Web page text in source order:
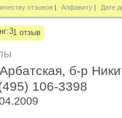
отзывов | Алфавиту | Дате
1 отзыв
б-р
106-3398